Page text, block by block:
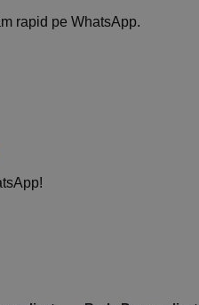
rapid pe WhatsApp.